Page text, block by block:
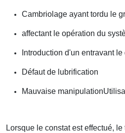
Cambriolage ayant tordu le
affectant le opération du
Introduction d'un entravant
Défaut de lubrification
Mauvaise
Lorsque le constat est effectué,